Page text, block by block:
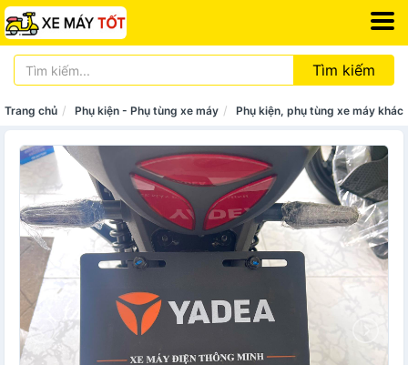
Tìm kiếm
Trang chủ Phụ kiện - Phụ tùng xe máy Phụ kiện, phụ tùng xe máy khác